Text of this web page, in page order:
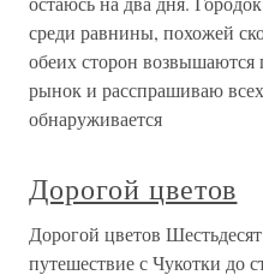
среди равнины, похожей
обеих сторон
рынок и расспрашиваю
обнаруживается
Дорогой цветов
Дорогой цветов
путешествие с Чукотки до